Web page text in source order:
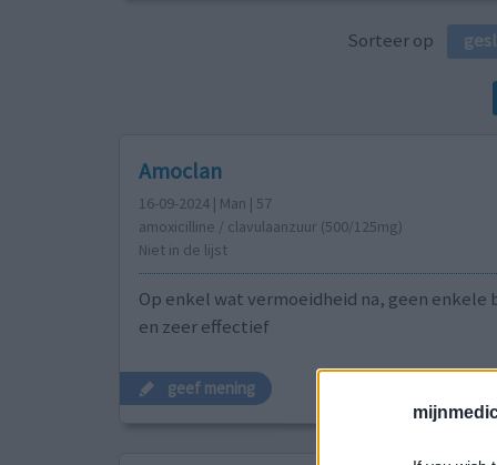
Sorteer op
Amoclan
16-09-2024 | Man | 57
amoxicilline / clavulaanzuur (500/125mg)
Niet in de lijst
Op enkel wat vermoeidheid na, geen enkele
en zeer effectief
geef mening